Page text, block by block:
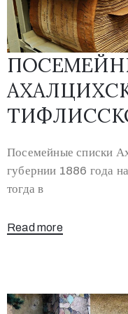
Посемейные списки
губернии 1886 года
тогда в
Read more